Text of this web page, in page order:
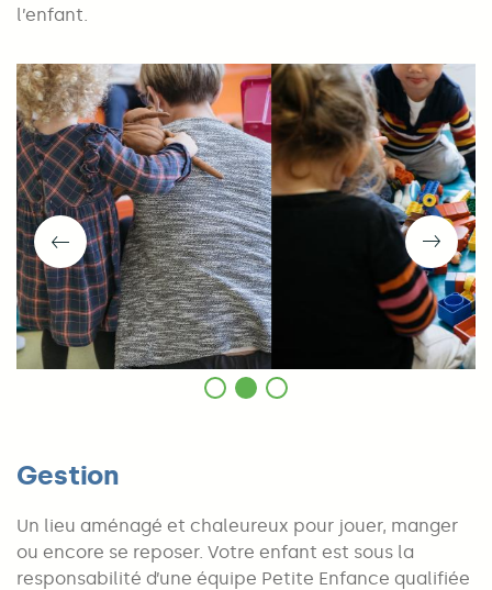
l’enfant.
Gestion
Un lieu aménagé et chaleureux pour jouer, manger
ou encore se reposer. Votre enfant est sous la
responsabilité d’une équipe Petite Enfance qualifiée